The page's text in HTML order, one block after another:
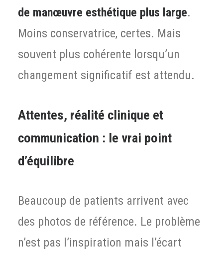
de manœuvre esthétique plus large.
Moins conservatrice, certes. Mais
souvent plus cohérente lorsqu’un
changement significatif est attendu.
Attentes, réalité clinique et
communication : le vrai point
d’équilibre
Beaucoup de patients arrivent avec
des photos de référence. Le problème
n’est pas l’inspiration mais l’écart